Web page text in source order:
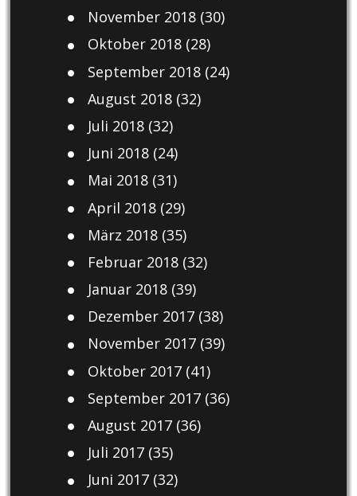
November 2018(30)
Oktober 2018(28)
September 2018(24)
August 2018(32)
Juli 2018(32)
Juni 2018(24)
Mai 2018(31)
April 2018(29)
März 2018(35)
Februar 2018(32)
Januar 2018(39)
Dezember 2017(38)
November 2017(39)
Oktober 2017(41)
September 2017(36)
August 2017(36)
Juli 2017(35)
Juni 2017(32)